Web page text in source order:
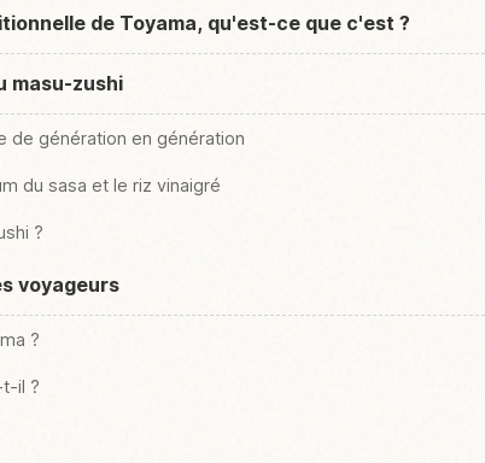
de Toyama, qu'est-ce que c'est ?
masu-zushi
de génération en génération
du sasa et le riz vinaigré
?
voyageurs
?
il ?